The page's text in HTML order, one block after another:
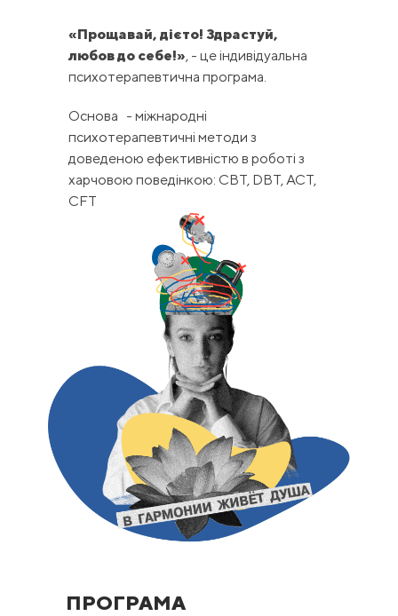
ПРОГРАМА
«Прощавай, дієто! Здрастуй,
любов до себе!», - це індивідуальна
психотерапевтична програма.
Основа - міжнародні
психотерапевтичні методи з
доведеною ефективністю в роботі з
харчовою поведінкою: CBT, DBT, ACT,
CFT